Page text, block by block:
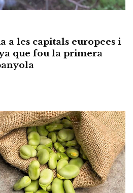
a les capitals europees i
que fou la primera